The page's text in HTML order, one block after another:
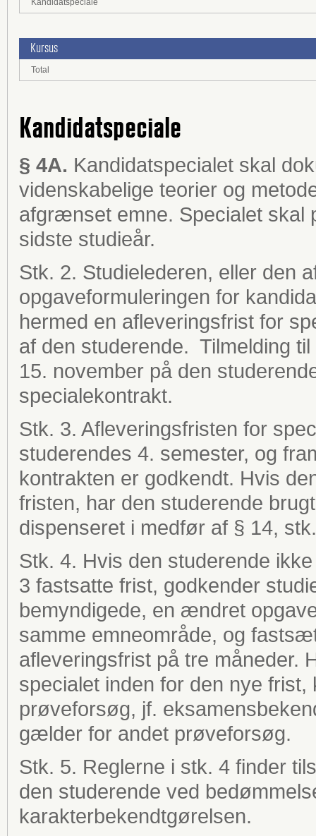
Kandidatspeciale
Kursus
Total
Kandidatspeciale
§ 4A. Kandidatspecialet skal
videnskabelige teorier og
afgrænset emne. Specialet skal
sidste studieår.
Stk. 2. Studielederen, eller den
opgaveformuleringen for
hermed en afleveringsfrist for
af den studerende. Tilmelding
15. november på den
specialekontrakt.
Stk. 3. Afleveringsfristen for
studerendes 4. semester, og
kontrakten er godkendt. Hvis
fristen, har den studerende
dispenseret i medfør af § 14,
Stk. 4. Hvis den studerende
3 fastsatte frist, godkender
bemyndigede, en ændret
samme emneområde, og
afleveringsfrist på tre måneder.
specialet inden for den nye
prøveforsøg, jf.
gælder for andet prøveforsøg.
Stk. 5. Reglerne i stk. 4 finder
den studerende ved
karakterbekendtgørelsen.